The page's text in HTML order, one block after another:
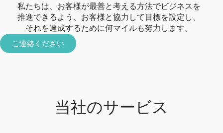
私たちは、お客様が最善と考える方法でビジネスを
推進できるよう、お客様と協力して目標を設定し、
それを達成するために何マイルも努力します。
ご連絡ください​
当社のサービス